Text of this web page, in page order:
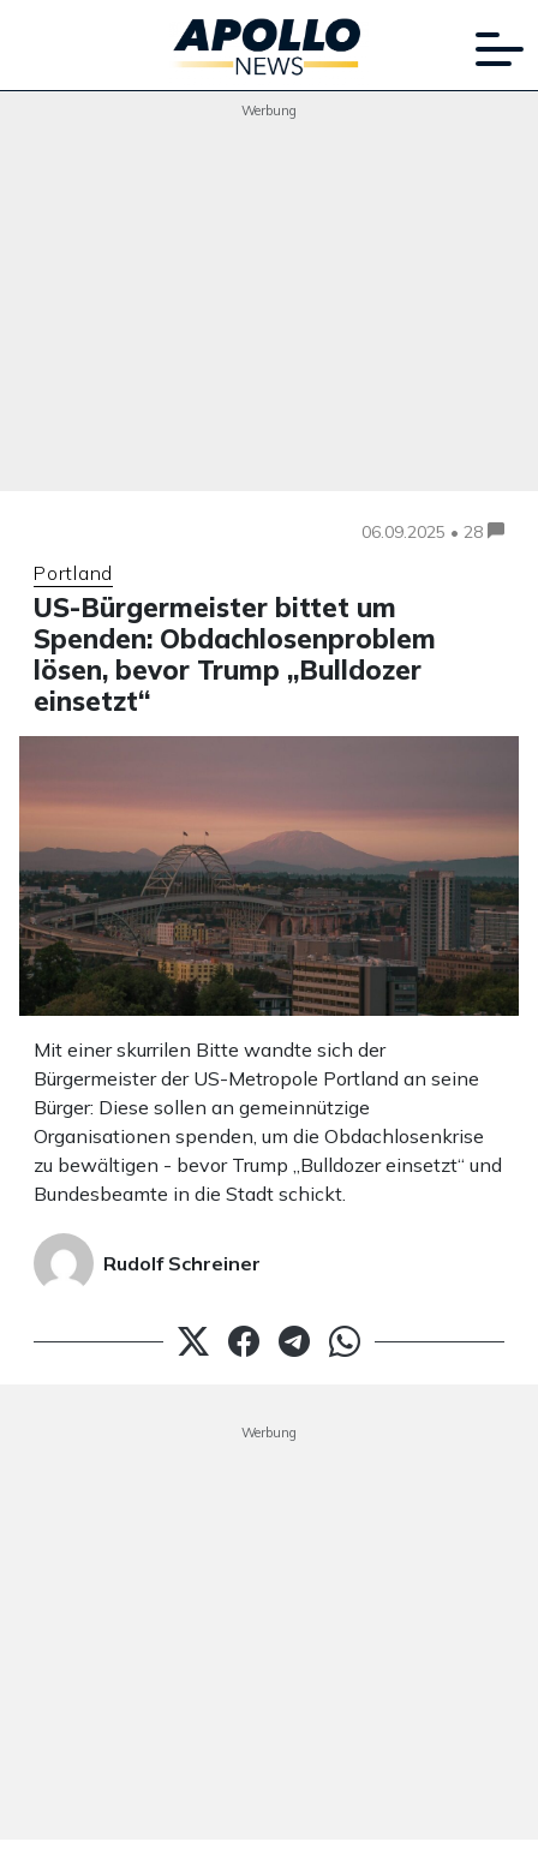
Werbung
06.09.2025 • 28
Portland
US-Bürgermeister bittet um
Spenden: Obdachlosenproblem
lösen, bevor Trump „Bulldozer
einsetzt“
Mit einer skurrilen Bitte wandte sich der
Bürgermeister der US-Metropole Portland an seine
Bürger: Diese sollen an gemeinnützige
Organisationen spenden, um die Obdachlosenkrise
zu bewältigen - bevor Trump „Bulldozer einsetzt“ und
Bundesbeamte in die Stadt schickt.
Rudolf Schreiner
Werbung